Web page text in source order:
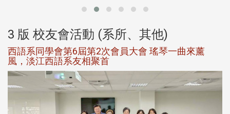
3 版 校友會活動 (系所、其他)
西語系同學會第6屆第2次會員大會 瑤琴一曲來薰
風，淡江西語系友相聚首